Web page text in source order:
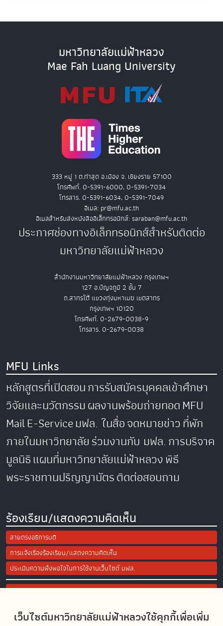
เว็บไซต์มหาวิทยาลัยแม่ฟ้าหลวงใช้คุกกี้เพื่อเพิ่ม
มหาวิทยาลัยแม่ฟ้าหลวง
Mae Fah Luang University
333 หมู่ 1 ต.ท่าสุด อ.เมือง จ. เชียงราย 57100
โทรศัพท์. 0-5391-6000, 0-5391-7034
โทรสาร. 0-5391-6034, 0-5391-7049
อีเมล: pr@mfu.ac.th
อีเมลสำหรับส่งหนังสืออิเล็กทรอนิกส์: saraban@mfu.ac.th
ประกาศช่องทางอิเล็กทรอนิกส์สำหรับติดต่อ
มหาวิทยาลัยแม่ฟ้าหลวง
สำนักงานมหาวิทยาลัยแม่ฟ้าหลวง กรุงเทพฯ
127 อ.ปัญจภูมิ 2 ชั้น 7
ถ.สาทรใต้ แขวงทุ่งมหาเมฆ เขตสาทร
กรุงเทพฯ 10120
โทรศัพท์. 0-2679-0038-9
โทรสาร. 0-2679-0038
MFU Links
หลักสูตรที่เปิดสอนการรับสมัครบุคคลเข้าศึกษา
วิจัยและนวัตกรรมผลงานพร้อมถ่ายทอดMFU
MailE-Serviceมฟล. ในสื่อจดหมายข่าวที่พัก
ภายในมหาวิทยาลัยร่วมงานกับ มฟล.การบริจาค
มูลนิธิแผนที่มหาวิทยาลัยแม่ฟ้าหลวงพิธี
พระราชทานปริญญาบัตรติดต่อสอบถาม
ร้องเรียน/แสดงความคิดเห็น
สายตรงอธิการบดี
การแจ้งเรื่องร้องเรียน/แสดงความคิดเห็น
ประเมินความพึงพอใจในการใช้งานเว็บไซต์ มฟล.
Site Map